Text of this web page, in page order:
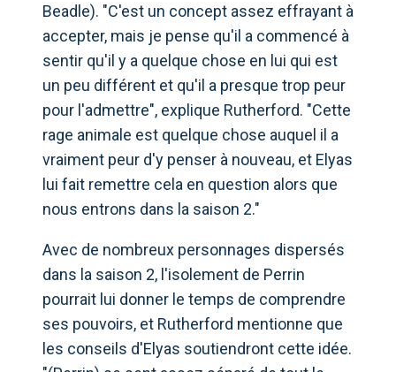
Beadle). "C'est un concept assez effrayant à
accepter, mais je pense qu'il a commencé à
sentir qu'il y a quelque chose en lui qui est
un peu différent et qu'il a presque trop peur
pour l'admettre", explique Rutherford. "Cette
rage animale est quelque chose auquel il a
vraiment peur d'y penser à nouveau, et Elyas
lui fait remettre cela en question alors que
nous entrons dans la saison 2."
Avec de nombreux personnages dispersés
dans la saison 2, l'isolement de Perrin
pourrait lui donner le temps de comprendre
ses pouvoirs, et Rutherford mentionne que
les conseils d'Elyas soutiendront cette idée.